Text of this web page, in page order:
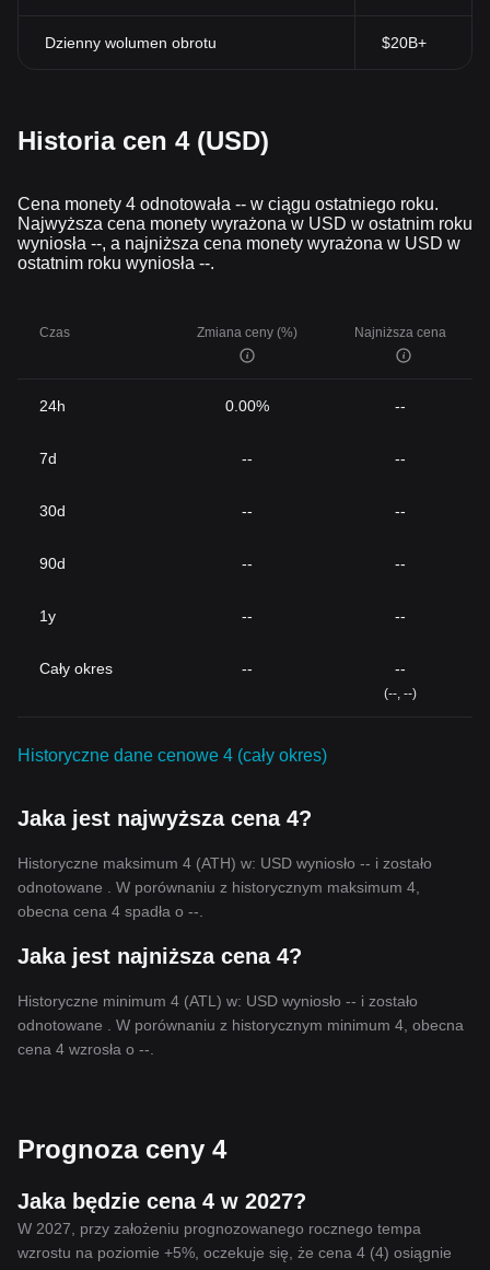
Dzienny wolumen obrotu $20B+
Historia cen 4 (USD)
Cena monety 4 odnotowała -- w ciągu ostatniego roku.
Najwyższa cena monety wyrażona w USD w ostatnim roku
wyniosła --, a najniższa cena monety wyrażona w USD w
ostatnim roku wyniosła --.
Czas Zmiana ceny (%) Najniższa cena
24h 0.00% --
7d -- --
30d -- --
90d -- --
1y -- --
Cały okres -- --
(--, --)
Historyczne dane cenowe 4 (cały okres)
Jaka jest najwyższa cena 4?
Historyczne maksimum 4 (ATH) w: USD wyniosło -- i zostało
odnotowane . W porównaniu z historycznym maksimum 4,
obecna cena 4 spadła o --.
Jaka jest najniższa cena 4?
Historyczne minimum 4 (ATL) w: USD wyniosło -- i zostało
odnotowane . W porównaniu z historycznym minimum 4, obecna
cena 4 wzrosła o --.
Prognoza ceny 4
Jaka będzie cena 4 w 2027?
W 2027, przy założeniu prognozowanego rocznego tempa
wzrostu na poziomie +5%, oczekuje się, że cena 4 (4) osiągnie